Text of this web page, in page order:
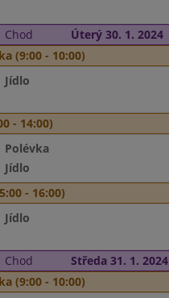
Chod
Úterý 30. 1. 2024
(9:00 - 10:00)
Jídlo
- 14:00)
Polévka
Jídlo
- 16:00)
Jídlo
Chod
Středa 31. 1. 2024
(9:00 - 10:00)